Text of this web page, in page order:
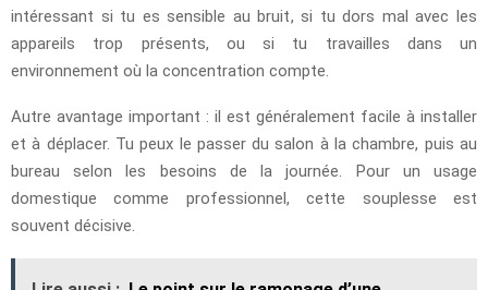
intéressant si tu es sensible au bruit, si tu dors mal avec les
appareils trop présents, ou si tu travailles dans un
environnement où la concentration compte.
Autre avantage important : il est généralement facile à installer
et à déplacer. Tu peux le passer du salon à la chambre, puis au
bureau selon les besoins de la journée. Pour un usage
domestique comme professionnel, cette souplesse est
souvent décisive.